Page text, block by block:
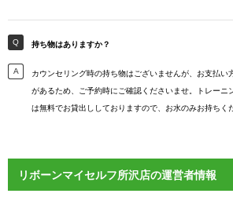
持ち物はありますか？
カウンセリング時の持ち物はございませんが、お支払い
があるため、ご予約時にご確認くださいませ。トレーニ
は無料でお貸出ししておりますので、お水のみお持ちく
リボーンマイセルフ所沢店の運営者情報